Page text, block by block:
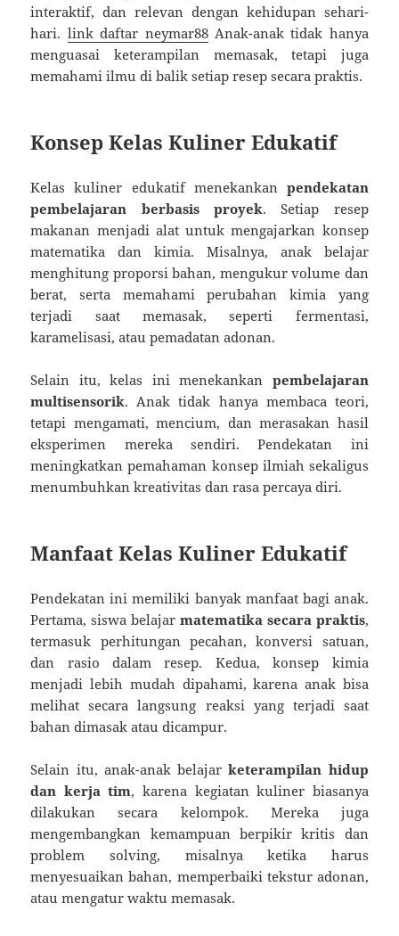
interaktif, dan relevan dengan kehidupan sehari-
hari. link daftar neymar88Anak-anak tidak hanya
menguasai keterampilan memasak, tetapi juga
memahami ilmu di balik setiap resep secara praktis.
Konsep Kelas Kuliner Edukatif
Kelas kuliner edukatif menekankan pendekatan
pembelajaran berbasis proyek. Setiap resep
makanan menjadi alat untuk mengajarkan konsep
matematika dan kimia. Misalnya, anak belajar
menghitung proporsi bahan, mengukur volume dan
berat, serta memahami perubahan kimia yang
terjadi saat memasak, seperti fermentasi,
karamelisasi, atau pemadatan adonan.
Selain itu, kelas ini menekankan pembelajaran
multisensorik. Anak tidak hanya membaca teori,
tetapi mengamati, mencium, dan merasakan hasil
eksperimen mereka sendiri. Pendekatan ini
meningkatkan pemahaman konsep ilmiah sekaligus
menumbuhkan kreativitas dan rasa percaya diri.
Manfaat Kelas Kuliner Edukatif
Pendekatan ini memiliki banyak manfaat bagi anak.
Pertama, siswa belajar matematika secara praktis,
termasuk perhitungan pecahan, konversi satuan,
dan rasio dalam resep. Kedua, konsep kimia
menjadi lebih mudah dipahami, karena anak bisa
melihat secara langsung reaksi yang terjadi saat
bahan dimasak atau dicampur.
Selain itu, anak-anak belajarketerampilan hidup
dan kerja tim, karena kegiatan kuliner biasanya
dilakukan secara kelompok. Mereka juga
mengembangkan kemampuan berpikir kritis dan
problem solving, misalnya ketika harus
menyesuaikan bahan, memperbaiki tekstur adonan,
atau mengatur waktu memasak.